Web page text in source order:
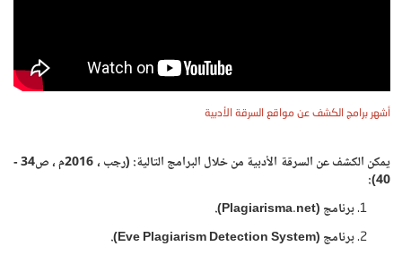
أشهر برامج الكشف عن مواقع السرقة الأدبية
يمكن الكشف عن السرقة الأدبية من خلال البرامج التالية: (رجب ، 2016م ، ص34 -
40):
برنامج (Plagiarisma.net).
برنامج (Eve Plagiarism Detection System).